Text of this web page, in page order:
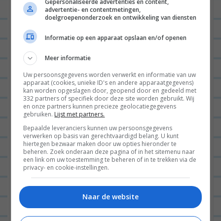
Volg mij viaINSTAGRAM|YOUTUBE FACEBOOK
Als je iets klaarmaakt van m’n blog of uit mijn
kookboek, let me know @Lterveld #gwesse
#gewoonwateenstudentjesavondseet
Lees ook
Dineren in Haarlem: dit zijn de
hotspots
HOTSPOTS 64
Gepersonaliseerde advertenties en content,
advertentie- en contentmetingen,
doelgroepenonderzoek en ontwikkeling van diensten
Informatie op een apparaat opslaan en/of openen
Meer informatie
Uw persoonsgegevens worden verwerkt en informatie van uw
apparaat (cookies, unieke ID's en andere apparaatgegevens)
kan worden opgeslagen door, geopend door en gedeeld met
332 partners of specifiek door deze site worden gebruikt. Wij
en onze partners kunnen precieze geolocatiegegevens
gebruiken. Lijst met partners.
Bepaalde leveranciers kunnen uw persoonsgegevens
verwerken op basis van gerechtvaardigd belang. U kunt
hiertegen bezwaar maken door uw opties hieronder te
beheren. Zoek onderaan deze pagina of in het sitemenu naar
een link om uw toestemming te beheren of in te trekken via de
privacy- en cookie-instellingen.
Naar de website